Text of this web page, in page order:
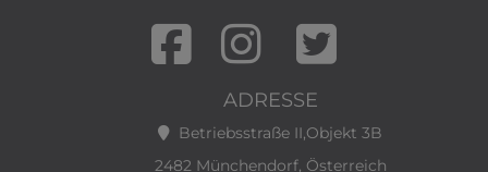
ADRESSE
Betriebsstraße II,Objekt 3B
2482 Münchendorf, Österreich